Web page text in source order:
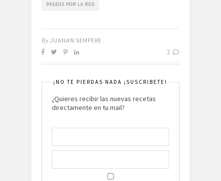
PASEOS POR LA RED
By JUANAN SEMPERE
2
¡NO TE PIERDAS NADA ¡SUSCRIBETE!
¿Quieres recibir las nuevas recetas
directamente en tu mail?